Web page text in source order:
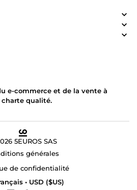
e-commerce et de la vente à
charte qualité.
5EUROS SAS
générales
de confidentialité
• USD ($US)